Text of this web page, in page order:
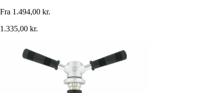
Fra 1.494,00 kr.
1.335,00 kr.